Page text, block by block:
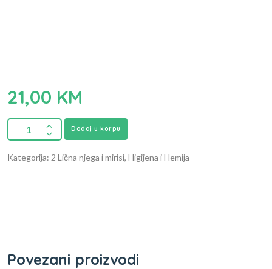
21,00 KM
Dodaj u korpu
Kategorija: 2 Lična njega i mirisi, Higijena i Hemija
Povezani proizvodi